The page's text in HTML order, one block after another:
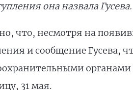
она назвала Гусева.
что, несмотря на
и сообщение Гусева,
31 мая.